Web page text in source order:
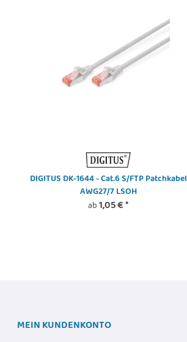
DIGITUS DK-1644 - Cat.6 S/FTP Patchkabel
AWG27/7 LSOH
ab1,05 €*
MEIN KUNDENKONTO